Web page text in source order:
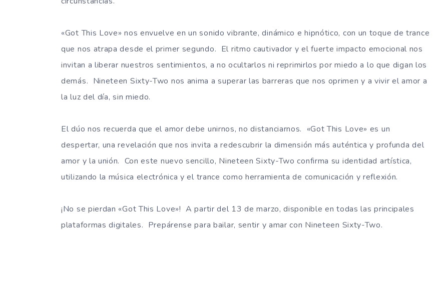
«Got This Love» nos envuelve en un sonido vibrante, dinámico e hipnótico, con un toque de trance
que nos atrapa desde el primer segundo. El ritmo cautivador y el fuerte impacto emocional nos
invitan a liberar nuestros sentimientos, a no ocultarlos ni reprimirlos por miedo a lo que digan los
demás. Nineteen Sixty-Two nos anima a superar las barreras que nos oprimen y a vivir el amor a
la luz del día, sin miedo.
El dúo nos recuerda que el amor debe unirnos, no distanciarnos. «Got This Love» es un
despertar, una revelación que nos invita a redescubrir la dimensión más auténtica y profunda del
amor y la unión. Con este nuevo sencillo, Nineteen Sixty-Two confirma su identidad artística,
utilizando la música electrónica y el trance como herramienta de comunicación y reflexión.
¡No se pierdan «Got This Love»! A partir del 13 de marzo, disponible en todas las principales
plataformas digitales. Prepárense para bailar, sentir y amar con Nineteen Sixty-Two.